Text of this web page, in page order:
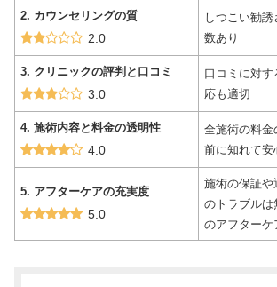
2. カウンセリングの質
2.0
しつこい勧
数あり
3. クリニックの評判と口コミ
3.0
口コミに対
応も適切
4. 施術内容と料金の透明性
4.0
全施術の料
前に知れて安
5. アフターケアの充実度
5.0
施術の保証や
のトラブルは
のアフターケ